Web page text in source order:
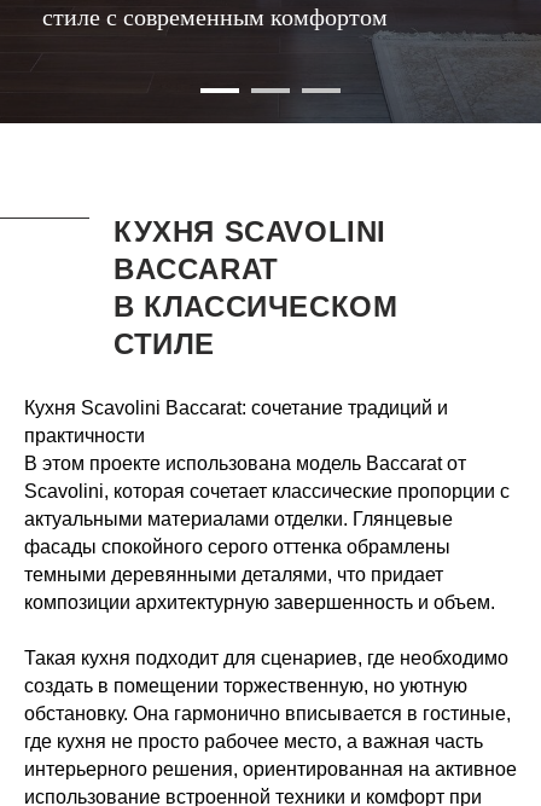
стиле с современным комфортом
КУХНЯ SCAVOLINI
BACCARAT
В КЛАССИЧЕСКОМ
СТИЛЕ
Кухня Scavolini Baccarat: сочетание традиций и
практичности
В этом проекте использована модель Baccarat от
Scavolini, которая сочетает классические пропорции с
актуальными материалами отделки. Глянцевые
фасады спокойного серого оттенка обрамлены
темными деревянными деталями, что придает
композиции архитектурную завершенность и объем.
Такая кухня подходит для сценариев, где необходимо
создать в помещении торжественную, но уютную
обстановку. Она гармонично вписывается в гостиные,
где кухня не просто рабочее место, а важная часть
интерьерного решения, ориентированная на активное
использование встроенной техники и комфорт при